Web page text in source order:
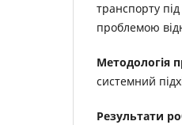
транспорту
проблемою
Методологія
системний
Результати